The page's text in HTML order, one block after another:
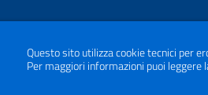
Questo sito utilizza cookie tecnici per
Per maggiori informazioni puoi leggere